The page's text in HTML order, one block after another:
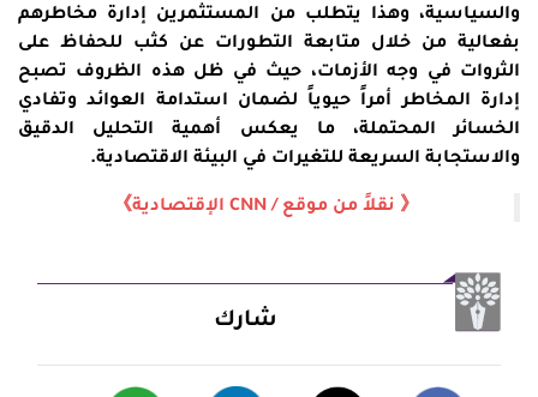
والسياسية، وهذا يتطلب من المستثمرين إدارة مخاطرهم
بفعالية من خلال متابعة التطورات عن كثب للحفاظ على
الثروات في وجه الأزمات، حيث في ظل هذه الظروف تصبح
إدارة المخاطر أمراً حيوياً لضمان استدامة العوائد وتفادي
الخسائر المحتملة، ما يعكس أهمية التحليل الدقيق
والاستجابة السريعة للتغيرات في البيئة الاقتصادية.
《 نقلاً من موقع / CNN الإقتصادية》
شارك